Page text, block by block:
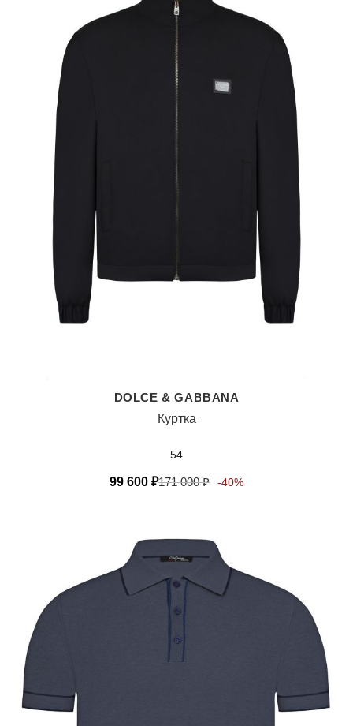
DOLCE & GABBANA
Куртка
54
99 600 ₽171 000₽ -40%